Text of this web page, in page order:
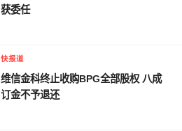
获委任
快报道
维信金科终止收购BPG全部股权 八成
订金不予退还